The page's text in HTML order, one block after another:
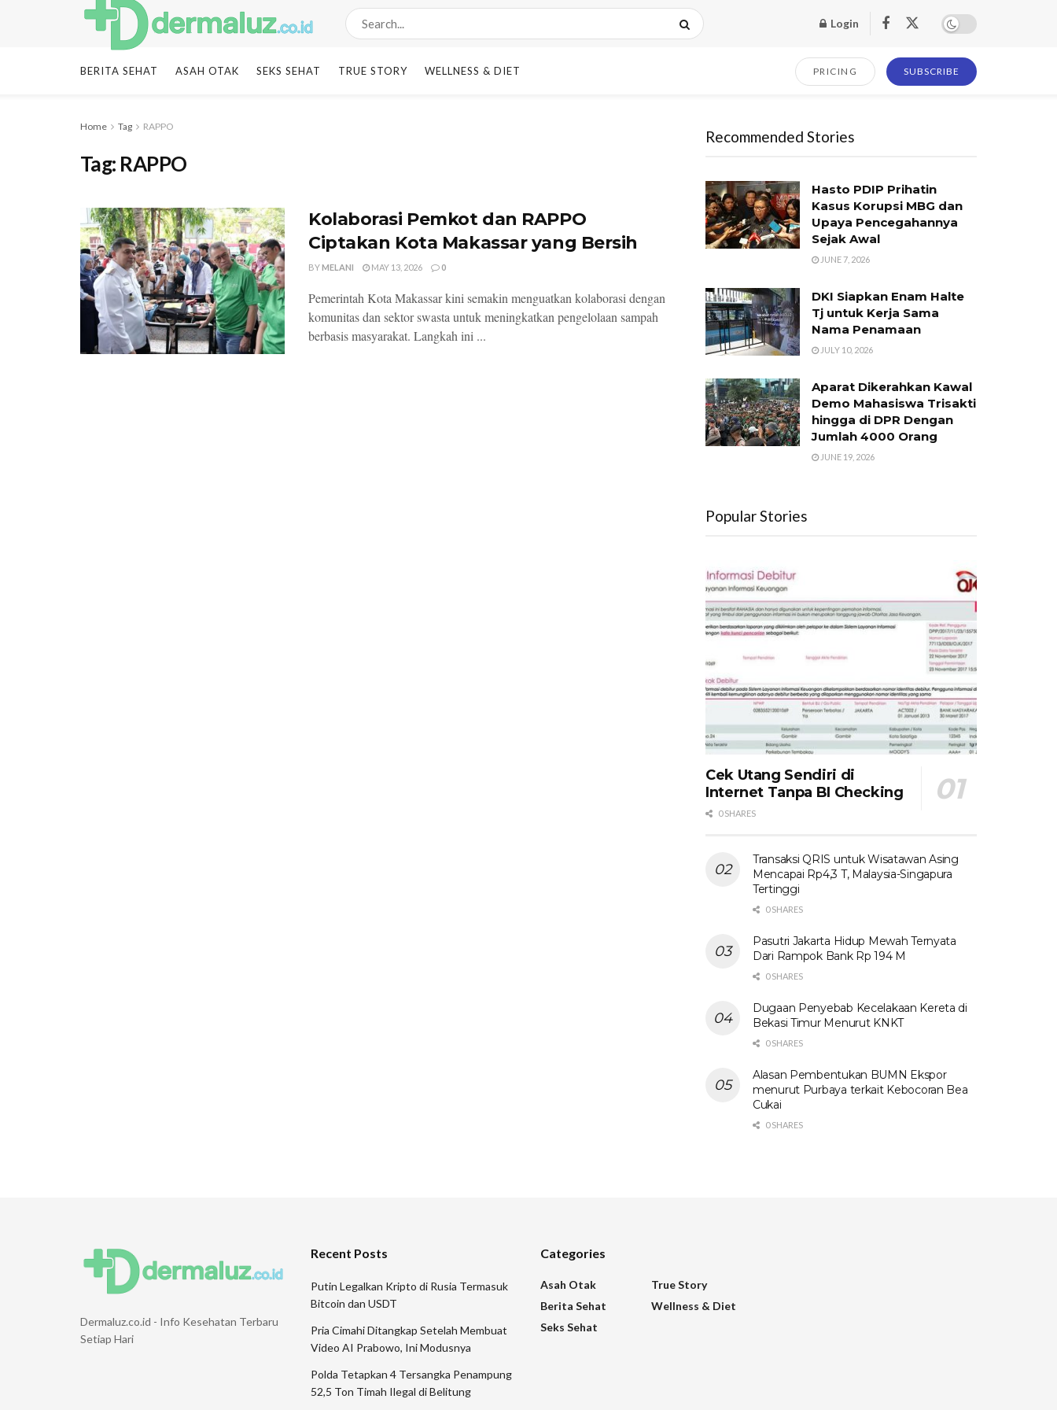
Login
BERITA SEHAT ASAH OTAK SEKS SEHAT TRUE STORY WELLNESS & DIET PRICING SUBSCRIBE
Home Tag RAPPO
Tag: RAPPO
Kolaborasi Pemkot dan RAPPO
Ciptakan Kota Makassar yang Bersih
BYMELANI MAY 13, 2026 0
Pemerintah Kota Makassar kini semakin menguatkan kolaborasi dengan
komunitas dan sektor swasta untuk meningkatkan pengelolaan sampah
berbasis masyarakat. Langkah ini ...
Recommended Stories
Hasto PDIP Prihatin
Kasus Korupsi MBG dan
Upaya Pencegahannya
Sejak Awal
JUNE 7, 2026
DKI Siapkan Enam Halte
Tj untuk Kerja Sama
Nama Penamaan
JULY 10, 2026
Aparat Dikerahkan Kawal
Demo Mahasiswa Trisakti
hingga di DPR Dengan
Jumlah 4000 Orang
JUNE 19, 2026
Popular Stories
Cek Utang Sendiri di
Internet Tanpa BI Checking
0 SHARES
Transaksi QRIS untuk Wisatawan Asing
Mencapai Rp4,3 T, Malaysia-Singapura
Tertinggi
0 SHARES
Pasutri Jakarta Hidup Mewah Ternyata
Dari Rampok Bank Rp 194 M
0 SHARES
Dugaan Penyebab Kecelakaan Kereta di
Bekasi Timur Menurut KNKT
0 SHARES
Alasan Pembentukan BUMN Ekspor
menurut Purbaya terkait Kebocoran Bea
Cukai
0 SHARES
Dermaluz.co.id - Info Kesehatan Terbaru
Setiap Hari
Recent Posts
Putin Legalkan Kripto di Rusia Termasuk
Bitcoin dan USDT
Pria Cimahi Ditangkap Setelah Membuat
Video AI Prabowo, Ini Modusnya
Polda Tetapkan 4 Tersangka Penampung
52,5 Ton Timah Ilegal di Belitung
Categories
Asah Otak
Berita Sehat
Seks Sehat
True Story
Wellness & Diet